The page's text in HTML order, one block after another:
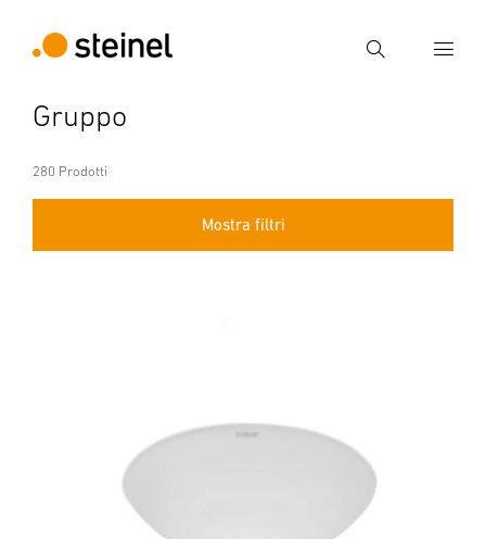
Ricerca
Gruppo
280 Prodotti
Mostra filtri